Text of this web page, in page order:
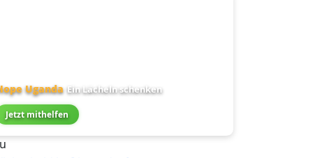
Uganda Ein Lächeln schenken
Jetzt mithelfen